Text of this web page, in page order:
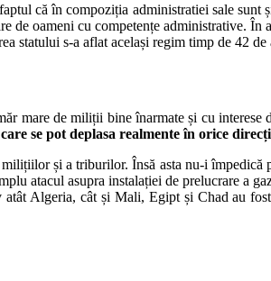
că în compoziția administratiei sale
de oameni cu competențe administrative.
statului s-a aflat același regim timp de 42
mare de miliții bine înarmate și cu interese
se pot deplasa realmente în orice
și a triburilor. Însă asta nu-i împedică
atacul asupra instalației de prelucrare a
Algeria, cât și Mali, Egipt și Chad au